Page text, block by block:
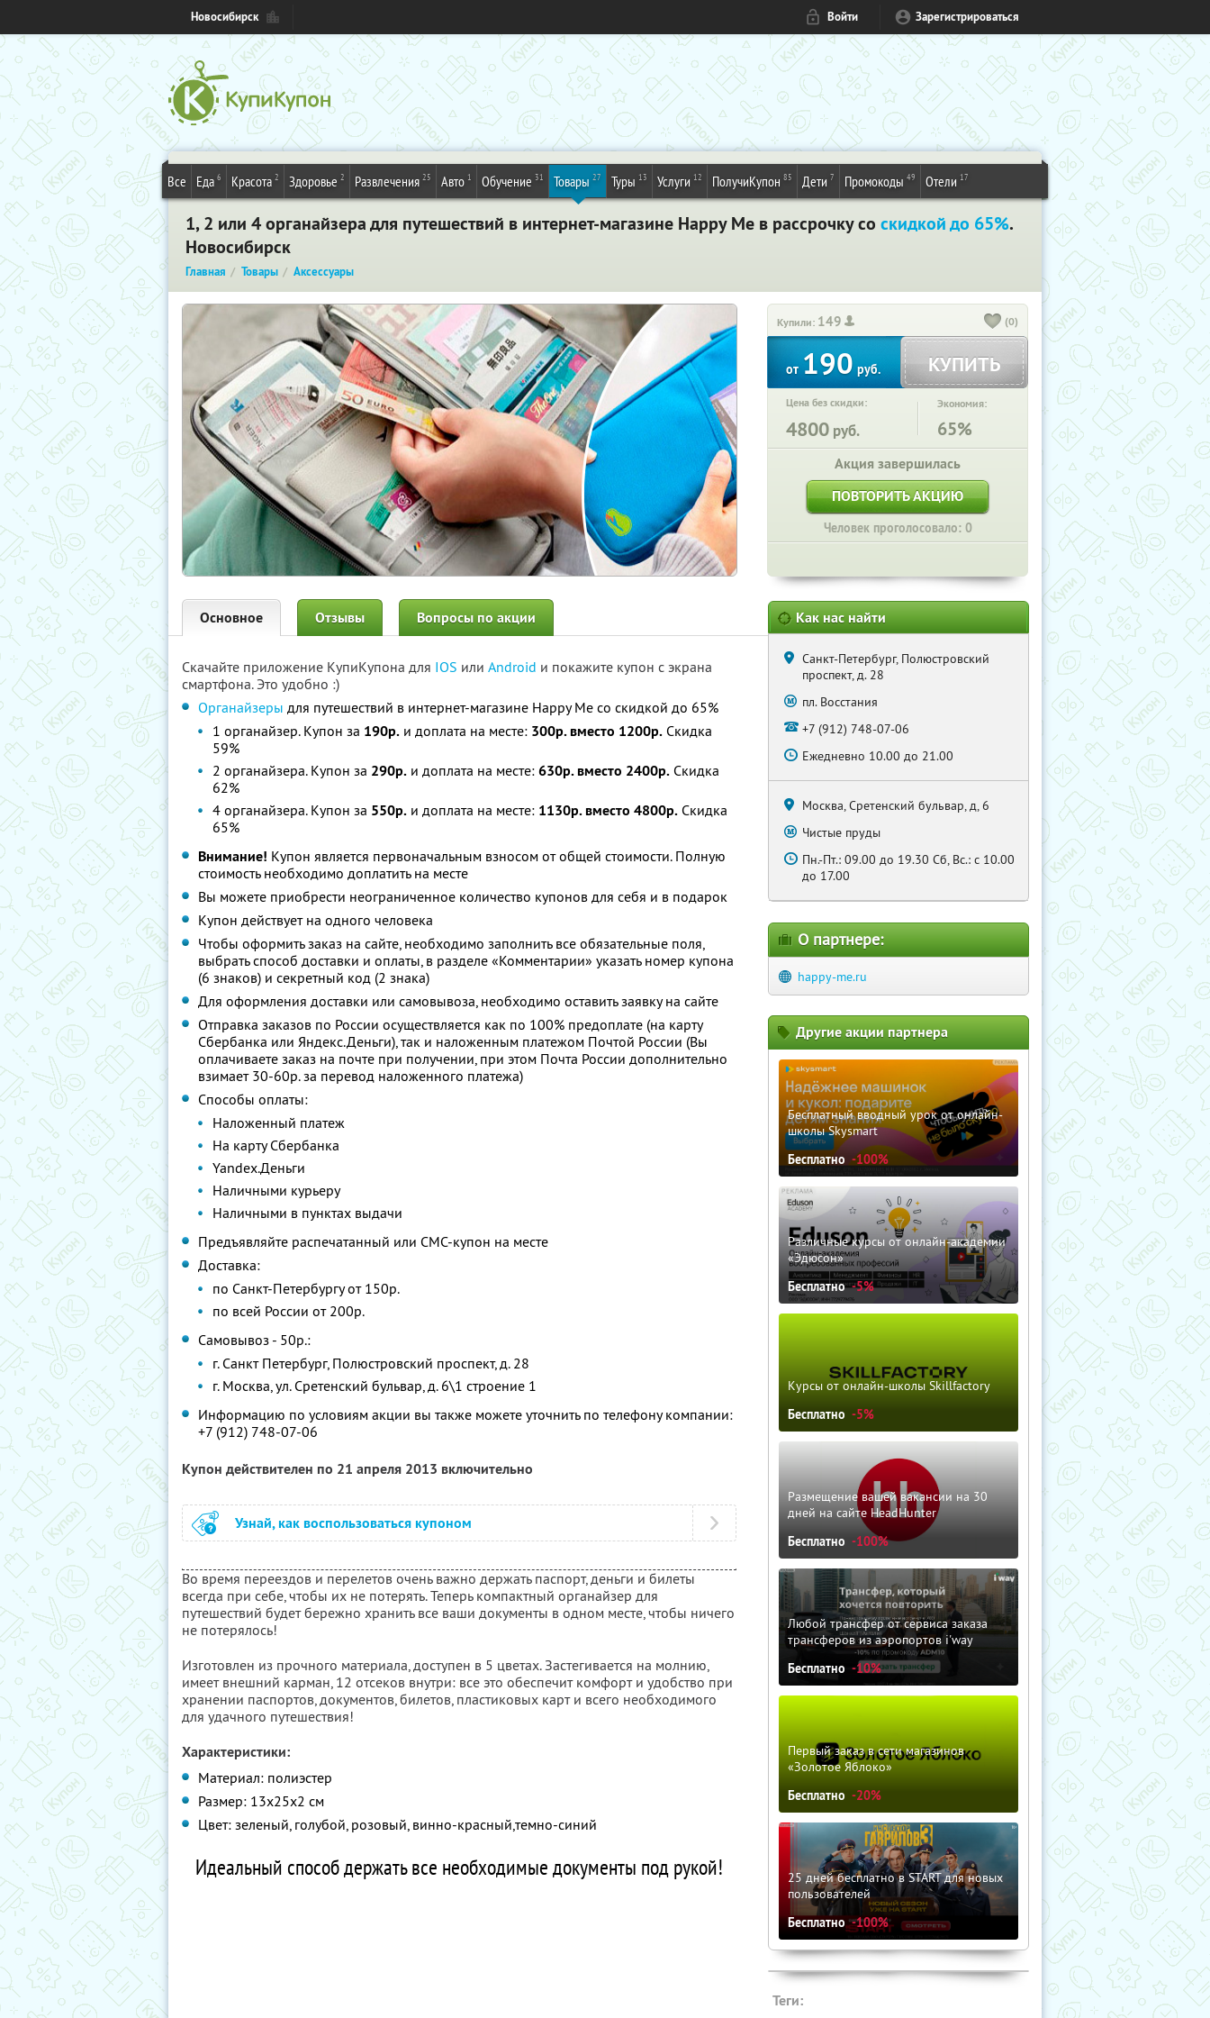
Новосибирск Войти Зарегистрироваться
Все Еда 6 Красота 2 Здоровье 2 Развлечения 25 Авто 1 Обучение 31 Товары 27 Туры 13 Услуги 12 ПолучиКупон 85 Дети 7 Промокоды 49 Отели 17
1, 2 или 4 органайзера для путешествий в интернет-магазине Happy Me в рассрочку со скидкой до 65%.
Новосибирск
Главная Товары Аксессуары
Купили: 149 (0)
от190руб. КУПИТЬ
Цена без скидки:
4800 руб.
Экономия:
65%
Акция завершилась
ПОВТОРИТЬ АКЦИЮ
Человек проголосовало: 0
Основное Отзывы Вопросы по акции
Скачайте приложение КупиКупона для IOS или Android и покажите купон с экрана
смартфона. Это удобно :)
Органайзеры для путешествий в интернет-магазине Happy Me со скидкой до 65%
1 органайзер. Купон за 190р. и доплата на месте: 300р. вместо 1200р. Скидка
59%
2 органайзера. Купон за 290р. и доплата на месте: 630р. вместо 2400р. Скидка
62%
4 органайзера. Купон за 550р. и доплата на месте: 1130р. вместо 4800р. Скидка
65%
Внимание! Купон является первоначальным взносом от общей стоимости. Полную
стоимость необходимо доплатить на месте
Вы можете приобрести неограниченное количество купонов для себя и в подарок
Купон действует на одного человека
Чтобы оформить заказ на сайте, необходимо заполнить все обязательные поля,
выбрать способ доставки и оплаты, в разделе «Комментарии» указать номер купона
(6 знаков) и секретный код (2 знака)
Для оформления доставки или самовывоза, необходимо оставить заявку на сайте
Отправка заказов по России осуществляется как по 100% предоплате (на карту
Сбербанка или Яндекс.Деньги), так и наложенным платежом Почтой России (Вы
оплачиваете заказ на почте при получении, при этом Почта России дополнительно
взимает 30-60р. за перевод наложенного платежа)
Способы оплаты:
Наложенный платеж
На карту Сбербанка
Yandex.Деньги
Наличными курьеру
Наличными в пунктах выдачи
Предъявляйте распечатанный или СМС-купон на месте
Доставка:
по Санкт-Петербургу от 150р.
по всей России от 200р.
Самовывоз - 50р.:
г. Санкт Петербург, Полюстровский проспект, д. 28
г. Москва, ул. Сретенский бульвар, д. 6\1 строение 1
Информацию по условиям акции вы также можете уточнить по телефону компании:
+7 (912) 748-07-06
Купон действителен по 21 апреля 2013 включительно
Узнай, как воспользоваться купоном
Во время переездов и перелетов очень важно держать паспорт, деньги и билеты
всегда при себе, чтобы их не потерять. Теперь компактный органайзер для
путешествий будет бережно хранить все ваши документы в одном месте, чтобы ничего
не потерялось!
Изготовлен из прочного материала, доступен в 5 цветах. Застегивается на молнию,
имеет внешний карман, 12 отсеков внутри: все это обеспечит комфорт и удобство при
хранении паспортов, документов, билетов, пластиковых карт и всего необходимого
для удачного путешествия!
Характеристики:
Материал: полиэстер
Размер: 13х25х2 см
Цвет: зеленый, голубой, розовый, винно-красный,темно-синий
Идеальный способ держать все необходимые документы под рукой!
Как нас найти
Санкт-Петербург, Полюстровский
проспект, д. 28
пл. Восстания
+7 (912) 748-07-06
Ежедневно 10.00 до 21.00
Москва, Сретенский бульвар, д, 6
Чистые пруды
Пн.-Пт.: 09.00 до 19.30 Cб, Bc.: c 10.00
до 17.00
О партнере:
happy-me.ru
Другие акции партнера
Бесплатный вводный урок от онлайн-
школы Skysmart
Бесплатно -100%
Различные курсы от онлайн-академии
«Эдюсон»
Бесплатно -5%
Курсы от онлайн-школы Skillfactory
Бесплатно -5%
Размещение вашей вакансии на 30
дней на сайте HeadHunter
Бесплатно -100%
Любой трансфер от сервиса заказа
трансферов из аэропортов i'way
Бесплатно -10%
Первый заказ в сети магазинов
«Золотое Яблоко»
Бесплатно -20%
25 дней бесплатно в START для новых
пользователей
Бесплатно -100%
Теги: